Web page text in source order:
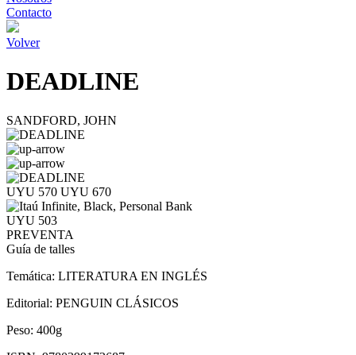
Contacto
Volver
DEADLINE
SANDFORD, JOHN
UYU 570 UYU 670
UYU 503
PREVENTA
Guía de talles
Temática: LITERATURA EN INGLÉS
Editorial: PENGUIN CLÁSICOS
Peso: 400g